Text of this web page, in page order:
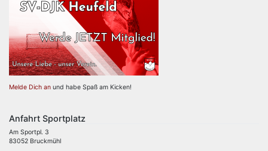
Melde Dich an und habe Spaß am Kicken!
Anfahrt Sportplatz
Am Sportpl. 3
83052 Bruckmühl